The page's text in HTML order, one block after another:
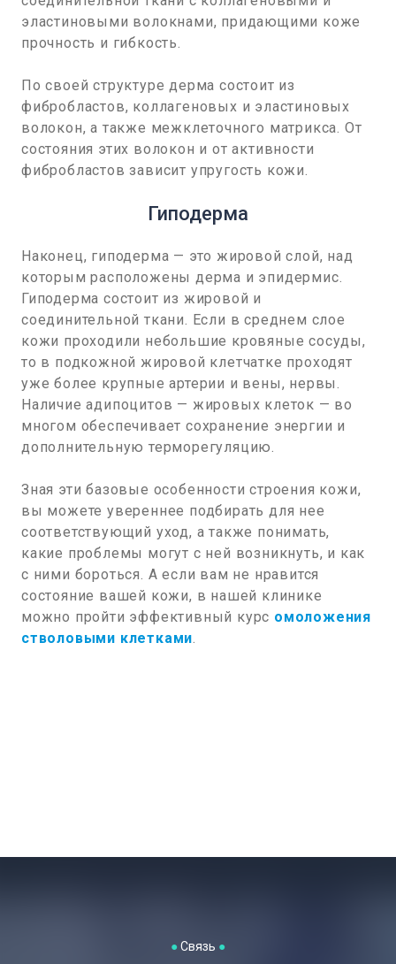
эластиновыми волокнами, придающими коже
прочность и гибкость.
По своей структуре дерма состоит из
фибробластов, коллагеновых и эластиновых
волокон, а также межклеточного матрикса. От
состояния этих волокон и от активности
фибробластов зависит упругость кожи.
Гиподерма
Наконец, гиподерма — это жировой слой, над
которым расположены дерма и эпидермис.
Гиподерма состоит из жировой и
соединительной ткани. Если в среднем слое
кожи проходили небольшие кровяные сосуды,
то в подкожной жировой клетчатке проходят
уже более крупные артерии и вены, нервы.
Наличие адипоцитов — жировых клеток — во
многом обеспечивает сохранение энергии и
дополнительную терморегуляцию.
Зная эти базовые особенности строения кожи,
вы можете увереннее подбирать для нее
соответствующий уход, а также понимать,
какие проблемы могут с ней возникнуть, и как
с ними бороться. А если вам не нравится
состояние вашей кожи, в нашей клинике
можно пройти эффективный курс омоложения
стволовыми клетками
● Связь ●